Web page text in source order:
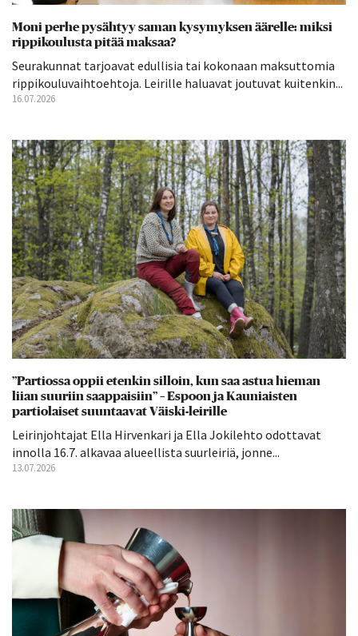
Moni perhe pysähtyy saman kysymyksen äärelle: miksi
rippikoulusta pitää maksaa?
Seurakunnat tarjoavat edullisia tai kokonaan maksuttomia
rippikouluvaihtoehtoja. Leirille haluavat joutuvat kuitenkin...
16.07.2026
”Partiossa oppii etenkin silloin, kun saa astua hieman
liian suuriin saappaisiin” – Espoon ja Kauniaisten
partiolaiset suuntaavat Väiski-leirille
Leirinjohtajat Ella Hirvenkari ja Ella Jokilehto odottavat
innolla 16.7. alkavaa alueellista suurleiriä, jonne...
13.07.2026